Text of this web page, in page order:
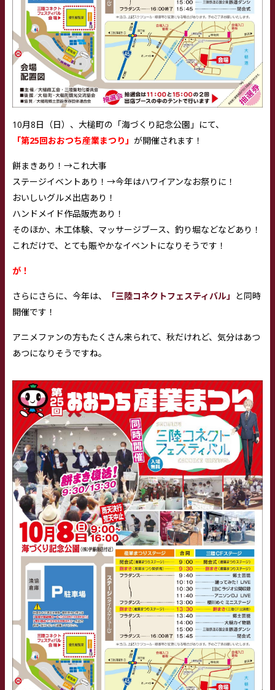
10月8日（日）、大槌町の「海づくり記念公園」にて、
「第25回おおつち産業まつり」が開催されます！
餅まきあり！→これ大事
ステージイベントあり！→今年はハワイアンなお祭りに！
おいしいグルメ出店あり！
ハンドメイド作品販売あり！
そのほか、木工体験、マッサージブース、釣り堀などなどあり！
これだけで、とても賑やかなイベントになりそうです！
が！
さらにさらに、今年は、 「三陸コネクトフェスティバル」 と同時
開催です！
アニメファンの方もたくさん来られて、秋だけれど、気分はあつ
あつになりそうですね。